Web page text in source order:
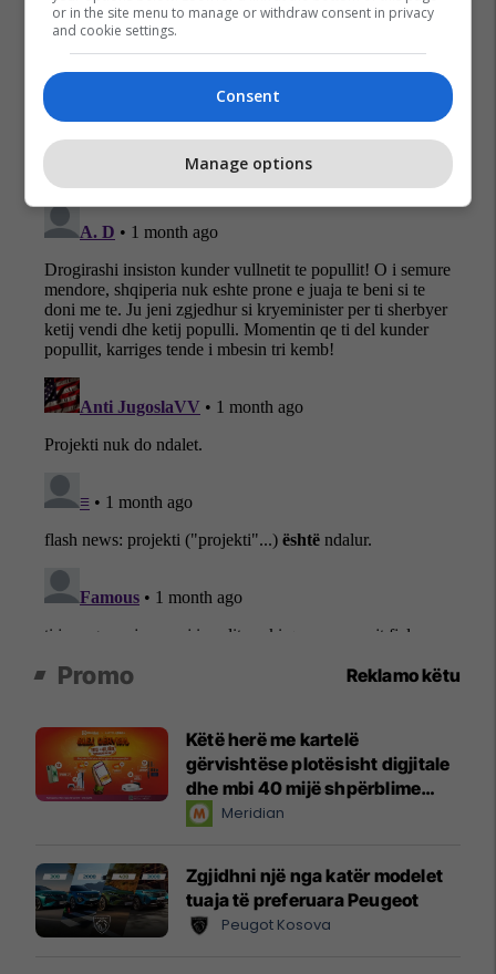
Promo Reklamo këtu
Këtë herë me kartelë
gërvishtëse plotësisht digjitale
dhe mbi 40 mijë shpërblime
instant!Meridian
Zgjidhni një nga katër modelet
tuaja të preferuara Peugeot
Peugot Kosova
or in the site menu to manage or withdraw consent in privacy
and cookie settings.
Consent
Manage options